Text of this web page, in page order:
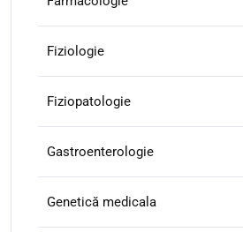
Fiziologie
Fiziopatologie
Gastroenterologie
Genetică medicala